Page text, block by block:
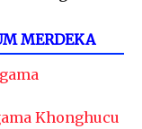
MERDEKA
Khonghucu